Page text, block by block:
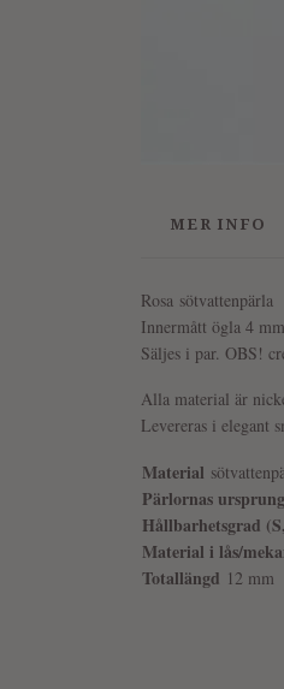
MER INFO
Rosa sötvattenpärla
Innermått ögla 4
Säljes i par. OBS!
Alla material är
Levereras i elegant
Material
Pärlornas ursprung
Hållbarhetsgrad
Material i lås/
Totallängd 12 mm